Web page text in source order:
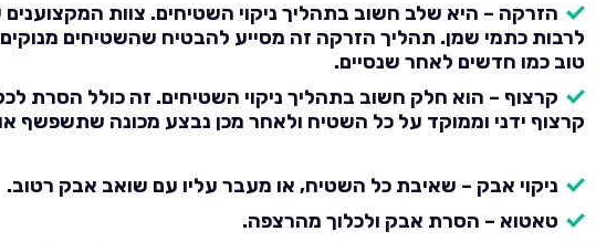
הזרקה – היא שלב חשוב בתהליך ניקוי השטיחים. צוות
לרבות כתמי שמן. תהליך הזרקה זה מסייע להבטיח שהשטיחים מנוקים
טוב כמו חדשים לאחר שנסיים.
קרצוף – הוא חלק חשוב בתהליך ניקוי השטיחים. זה כולל הסרת
קרצוף ידני וממוקד על כל השטיח ולאחר מכן נבצע מכונה שתשפשף
ניקוי אבק – שאיבת כל השטיח, או מעבר עליו עם שואב אבק רטוב.
טאטוא – הסרת אבק ולכלוך מהרצפה.